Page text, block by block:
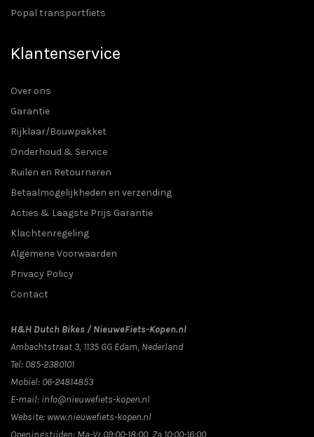
Popal transportfiets
Klantenservice
Over ons
Garantie
Rijklaar/Bouwpakket
Onderhoud & Service
Ruilen en Retourneren
Betaalmogelijkheden en verzending
Acties & Laagste Prijs Garantie
Klachtenregeling
Algemene Voorwaarden
Privacy Policy
Contact
H&H Dutch Bikes / NieuweFiets-Kopen.nl
Ambachtstraat 3, 1135 GG Edam, Nederland
Tel: 085-2380101
Mobiel: 06-24814853
E-mail: info@nieuwefiets-kopen.nl
Website: www.nieuwefiets-kopen.nl
Openingstijden: Ma-Vr 09:00-18:00, Za 10:00-16:00